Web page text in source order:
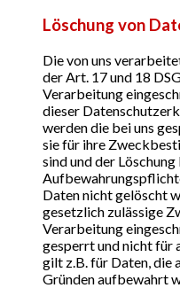
Löschung von
Die von uns
der Art. 17 und 18
Verarbeitung
dieser
werden die bei uns
sie für ihre
sind und der
Daten nicht gelöscht
gesetzlich zulässige
Verarbeitung
gesperrt und nicht für
gilt z.B. für Daten, die
Gründen aufbewahrt